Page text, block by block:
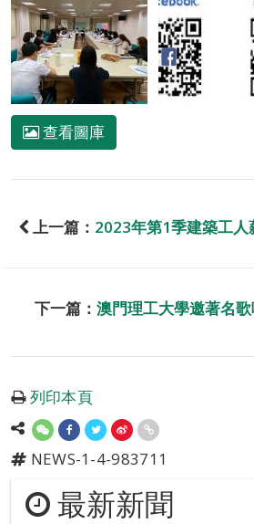
查看圖庫
上一篇： 2023年第1季建築工
下一篇： 澳門理工大學邀著名
列印本頁
NEWS-1-4-983711
最新新聞